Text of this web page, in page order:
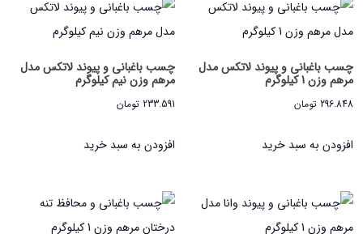
چسب باغبانی و پیوند لاتکس مدل
مرهم وزن 1 کیلوگرم
296.848 تومان
افزودن به سبد خرید
چسب باغبانی و پیوند لاتکس مدل
مرهم وزن نیم کیلوگرم
233.591 تومان
افزودن به سبد خرید